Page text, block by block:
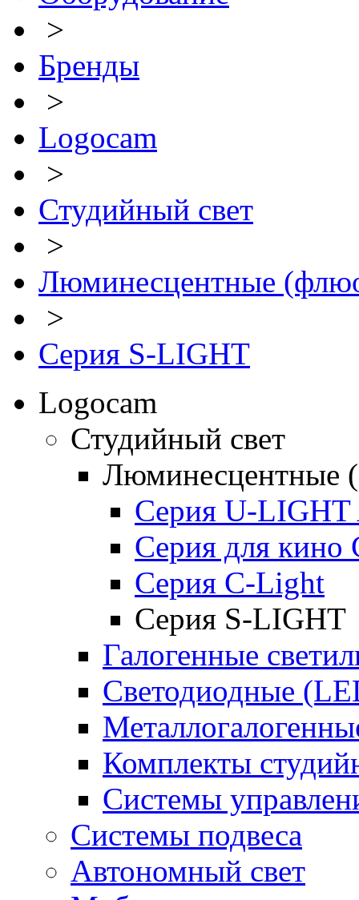
>
Бренды
>
Logocam
>
Студийный свет
>
Люминесцентные
>
Серия S-LIGHT
Logocam
Студийный свет
Люминесцентные
Серия U-LIGHT
Серия для
Серия C-Light
Серия S-LIGHT
Галогенные
Светодиодные
Комплекты
Системы
Системы подвеса
Автономный свет